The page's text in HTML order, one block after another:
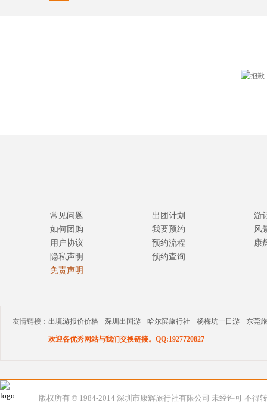
常见问题
如何团购
用户协议
隐私声明
免责声明
出团计划
我要预约
预约流程
预约查询
游
风
康
友情链接： 出境游报价价格 深圳出国游 哈尔滨旅行社 杨梅坑一日游 东莞
欢迎各优秀网站与我们交换链接。QQ:1927720827
版权所有 © 1984-2014 深圳市康辉旅行社有限公司 未经许可 不得转